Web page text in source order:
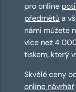
pro online
předmětů a
námi můžete
více než 4
tiskem, který
Skvělé ceny
online návrhář